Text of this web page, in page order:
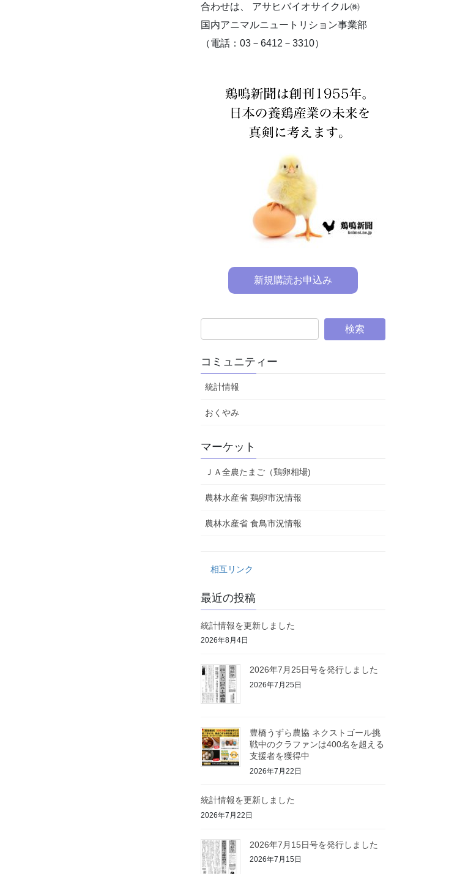
合わせは、 アサヒバイオサイクル㈱
国内アニマルニュートリション事業部
（電話：03－6412－3310）
新規購読お申込み
コミュニティー
統計情報
おくやみ
マーケット
ＪＡ全農たまご（鶏卵相場)
農林水産省 鶏卵市況情報
農林水産省 食鳥市況情報
相互リンク
最近の投稿
統計情報を更新しました
2026年8月4日
2026年7月25日号を発行しました
2026年7月25日
豊橋うずら農協 ネクストゴール挑
戦中のクラファンは400名を超える
支援者を獲得中
2026年7月22日
統計情報を更新しました
2026年7月22日
2026年7月15日号を発行しました
2026年7月15日